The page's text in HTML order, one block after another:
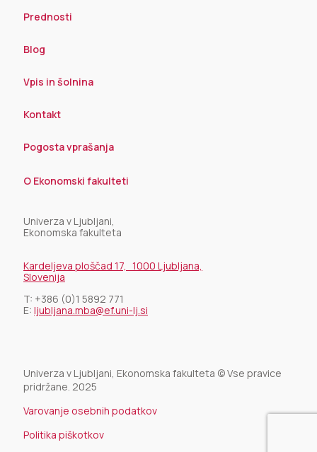
Prednosti
Blog
Vpis in šolnina
Kontakt
Pogosta vprašanja
O Ekonomski fakulteti
Univerza v Ljubljani,
Ekonomska fakulteta
Kardeljeva ploščad 17, 1000 Ljubljana,
Slovenija
T: +386 (0)1 5892 771
E: ljubljana.mba@ef.uni-lj.si
Univerza v Ljubljani, Ekonomska fakulteta © Vse pravice
pridržane. 2025
Varovanje osebnih podatkov
Politika piškotkov